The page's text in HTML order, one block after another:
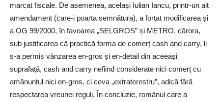
marcat fiscale. De asemenea, același Iulian Iancu, printr-un alt
amendament (care-i poarta semnătura), a forțat modificarea și
a OG 99/2000, în favoarea „SELGROS” și METRO, cărora,
sub justificarea că practică forma de comerț cash and carry, li
s-a permis vânzarea en-gros și en-detail din aceeași
suprafață, cash and carry nefiind considerate nici comerț cu
amănuntul nici en-gros, ci ceva „extraterestru”, adică fără
respectarea vreunei reguli. În concluzie, românul care a